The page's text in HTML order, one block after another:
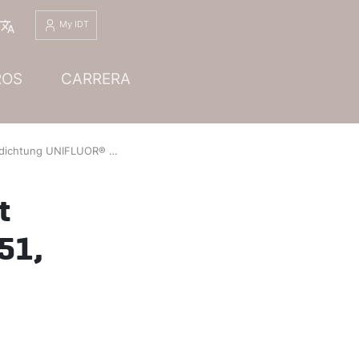
CARRERA
Español My IDT
PTFE mit Füllstoff Quarz, Profil FD01, WS 7551, Dichtungsdicke 2 mm, Rev. 03